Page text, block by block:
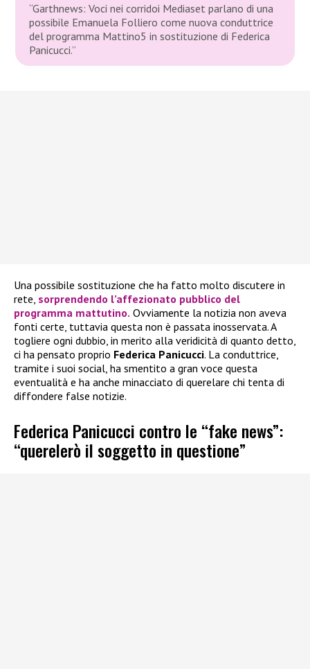
“Garthnews: Voci nei corridoi Mediaset parlano di una
possibile Emanuela Folliero come nuova conduttrice
del programma Mattino5 in sostituzione di Federica
Panicucci.”
Una possibile sostituzione che ha fatto molto discutere in
rete, sorprendendo l’affezionato pubblico del
programma mattutino. Ovviamente la notizia non aveva
fonti certe, tuttavia questa non è passata inosservata. A
togliere ogni dubbio, in merito alla veridicità di quanto detto,
ci ha pensato proprio Federica Panicucci. La conduttrice,
tramite i suoi social, ha smentito a gran voce questa
eventualità e ha anche minacciato di querelare chi tenta di
diffondere false notizie.
Federica Panicucci contro le “fake news”:
“querelerò il soggetto in questione”